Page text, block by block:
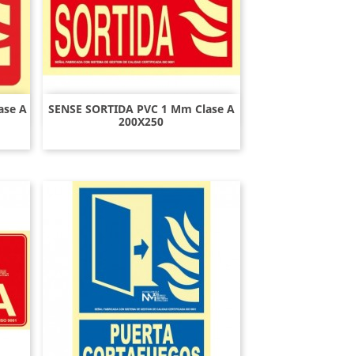
A
SENSE SORTIDA PVC 1 Mm Clase A
200X250
Vista rápida